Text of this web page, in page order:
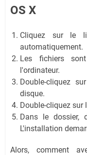
OS X
Cliquez sur le
automatiquement.
Les fichiers
l'ordinateur.
Double-cliquez
disque.
Double-cliquez sur
Dans le dossier,
L'installation
Alors, comment